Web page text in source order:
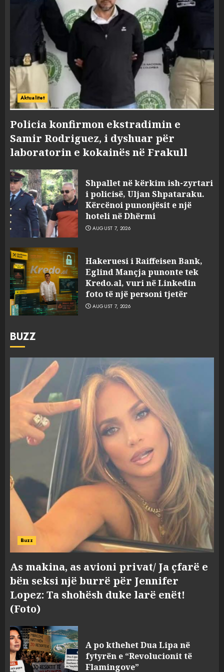
Aktualitet
Policia konfirmon ekstradimin e
Samir Rodriguez, i dyshuar për
laboratorin e kokainës në Frakull
Shpallet në kërkim ish-zyrtari
i policisë, Uljan Shpataraku.
Kërcënoi punonjësit e një
hoteli në Dhërmi
AUGUST 7, 2026
Hakeruesi i Raiffeisen Bank,
Eglind Mançja punonte tek
Kredo.al, vuri në Linkedin
foto të një personi tjetër
AUGUST 7, 2026
BUZZ
Buzz
As makina, as avioni privat/ Ja çfarë e
bën seksi një burrë për Jennifer
Lopez: Ta shohësh duke larë enët!
(Foto)
A po kthehet Dua Lipa në
fytyrën e “Revolucionit të
Flamingove”
Eglind Mançja punonte tek
Kredo.al, vuri në Linkedin
foto të një personi tjetër